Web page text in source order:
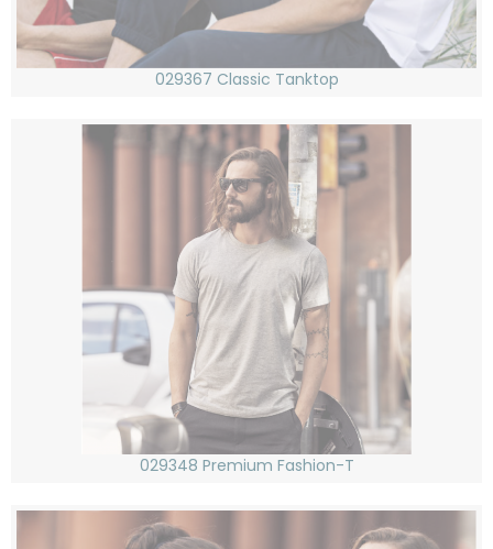
029367 Classic Tanktop
029348 Premium Fashion-T